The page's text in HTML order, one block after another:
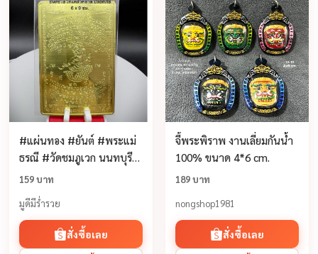
#แผ่นทอง #ยันต์ #พระแม่
ธรณี #วัดชมภูเวก นนทบุรี
แท้💯% ออกจากวัด
159 บาท
มูดีมีร่ำรวย
สั่งซื้อเลย
จี้พระพิราพ งานเลี่ยมกันน้ำ
100% ขนาด 4*6 cm.
189 บาท
nongshop1981
สั่งซื้อเลย